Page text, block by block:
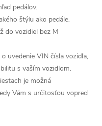
pedálov.
štýlu ako pedále.
do vozidiel bez M
uvedenie VIN čísla vozidla,
s vaším vozidlom.
je možná
Vám s určitosťou vopred